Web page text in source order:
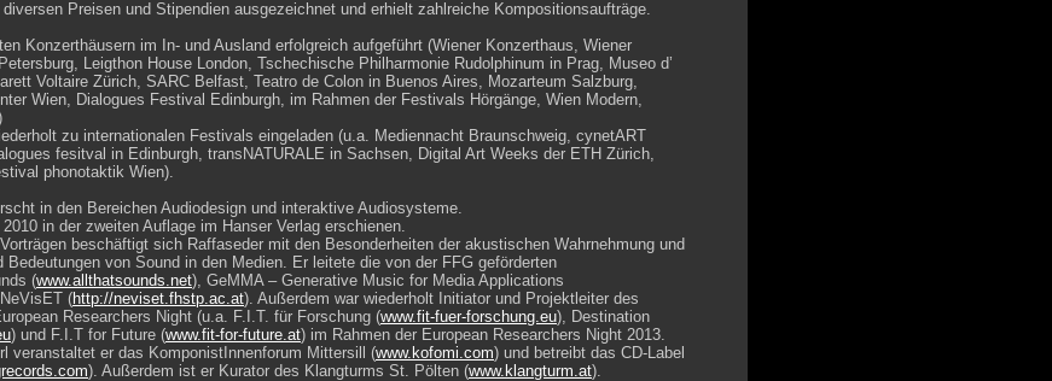
Preisen und Stipendien ausgezeichnet und erhielt zahlreiche Kompositionsaufträge.
Konzerthäusern im In- und Ausland erfolgreich aufgeführt (Wiener Konzerthaus, Wiener
Leigthon House London, Tschechische Philharmonie Rudolphinum in Prag, Museo d’
Voltaire Zürich, SARC Belfast, Teatro de Colon in Buenos Aires, Mozarteum Salzburg,
Wien, Dialogues Festival Edinburgh, im Rahmen der Festivals Hörgänge, Wien Modern,
zu internationalen Festivals eingeladen (u.a. Mediennacht Braunschweig, cynetART
fesitval in Edinburgh, transNATURALE in Sachsen, Digital Art Weeks der ETH Zürich,
phonotaktik Wien).
in den Bereichen Audiodesign und interaktive Audiosysteme.
in der zweiten Auflage im Hanser Verlag erschienen.
beschäftigt sich Raffaseder mit den Besonderheiten der akustischen Wahrnehmung und
Bedeutungen von Sound in den Medien. Er leitete die von der FFG geförderten
(www.allthatsounds.net), GeMMA – Generative Music for Media Applications
(http://neviset.fhstp.ac.at). Außerdem war wiederholt Initiator und Projektleiter des
Researchers Night (u.a. F.I.T. für Forschung (www.fit-fuer-forschung.eu), Destination
) und F.I.T for Future (www.fit-for-future.at) im Rahmen der European Researchers Night 2013.
veranstaltet er das KomponistInnenforum Mittersill (www.kofomi.com) und betreibt das CD-Label
). Außerdem ist er Kurator des Klangturms St. Pölten (www.klangturm.at).